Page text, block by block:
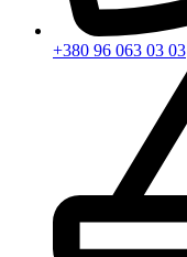
+380 96 063 03 03